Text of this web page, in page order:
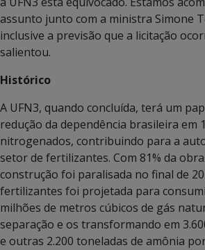
assunto junto com a ministra Simone
inclusive a previsão que a licitação
salientou.
Histórico
A UFN3, quando concluída, terá um
redução da dependência brasileira em
nitrogenados, contribuindo para a
setor de fertilizantes. Com 81% da
construção foi paralisada no final de
fertilizantes foi projetada para
milhões de metros cúbicos de gás
separação e os transformando em
e outras 2.200 toneladas de amônia